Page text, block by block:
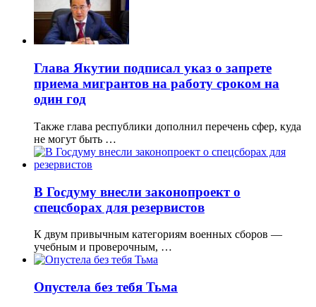
Глава Якутии подписал указ о запрете
приема мигрантов на работу сроком на
один год
Также глава республики дополнил перечень сфер, куда
не могут быть …
В Госдуму внесли законопроект о
спецсборах для резервистов
К двум привычным категориям военных сборов —
учебным и проверочным, …
Опустела без тебя Тьма